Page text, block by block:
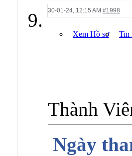
30-01-24, 12:15 AM #1998
Xem Hồ sơ Tin
Thành
Ngày